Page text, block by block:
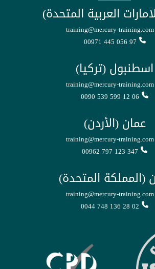
العربية المتحدة)
training@mercury-training.com
00971 445 056 97
اسطنبول (تركيا)
training@mercury-training.com
0090 539 599 12 06
عمان (الأردن)
training@mercury-training.com
00962 797 123 347
(المملكة المتحدة)
training@mercury-training.com
0044 748 136 28 02